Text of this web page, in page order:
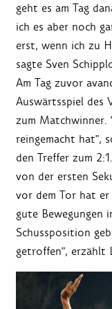
geht es am Tag
ich es aber noch
erst, wenn ich zu
sagte Sven
Am Tag zuvor
Auswärtsspiel des
zum Matchwinner.
reingemacht hat",
den Treffer zum
von der ersten
vor dem Tor hat
gute Bewegungen
Schussposition
getroffen", erzählt